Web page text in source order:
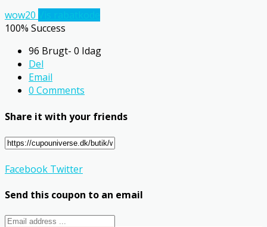
wow20
100% Success
96 Brugt- 0 Idag
Del
Email
0 Comments
Share it with your friends
Facebook Twitter
Send this coupon to an email